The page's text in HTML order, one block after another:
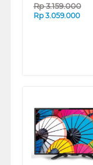
Rp3.159.000
Rp 3.059.000